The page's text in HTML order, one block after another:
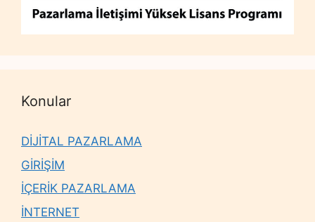
Konular
DİJİTAL PAZARLAMA
GİRİŞİM
İÇERİK PAZARLAMA
İNTERNET